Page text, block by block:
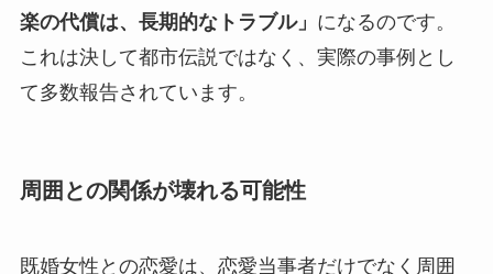
楽の代償は、長期的なトラブル」 になるのです。
これは決して都市伝説ではなく、実際の事例とし
て多数報告されています。
周囲との関係が壊れる可能性
既婚女性との恋愛は、恋愛当事者だけでなく周囲